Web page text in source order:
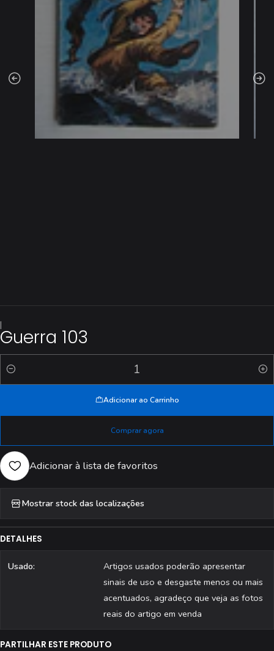
|
Guerra 103
Quantidade
Adicionar ao Carrinho
Comprar agora
Adicionar à lista de favoritos
Mostrar stock das localizações
DETALHES
Usado:
Artigos usados poderão apresentar
sinais de uso e desgaste menos ou mais
acentuados, agradeço que veja as fotos
reais do artigo em venda
PARTILHAR ESTE PRODUTO